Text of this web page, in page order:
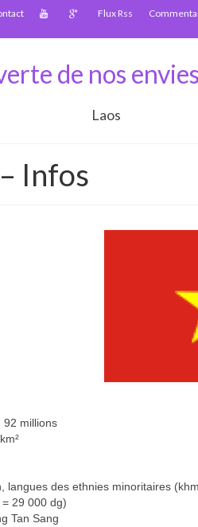
Flux Rss
de nos envies
Laos
Infos
92 millions
langues des ethnies minoritaires
29 000 dg)
Tan Sang